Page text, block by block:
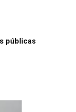
públicas